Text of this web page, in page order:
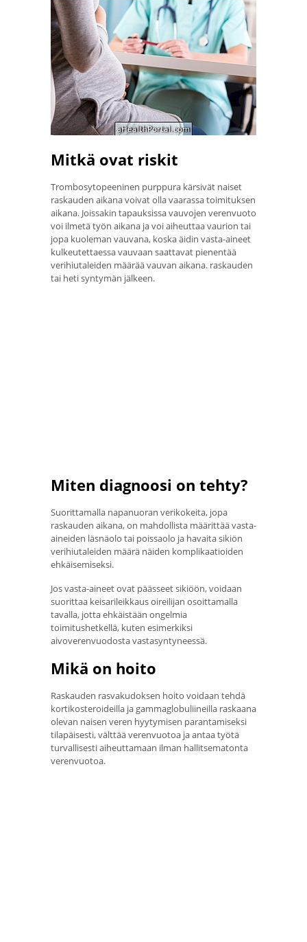
Mitkä ovat riskit
Trombosytopeeninen purppura kärsivät naiset
raskauden aikana voivat olla vaarassa toimituksen
aikana. Joissakin tapauksissa vauvojen verenvuoto
voi ilmetä työn aikana ja voi aiheuttaa vaurion tai
jopa kuoleman vauvana, koska äidin vasta-aineet
kulkeutettaessa vauvaan saattavat pienentää
verihiutaleiden määrää vauvan aikana. raskauden
tai heti syntymän jälkeen.
Miten diagnoosi on tehty?
Suorittamalla napanuoran verikokeita, jopa
raskauden aikana, on mahdollista määrittää vasta-
aineiden läsnäolo tai poissaolo ja havaita sikiön
verihiutaleiden määrä näiden komplikaatioiden
ehkäisemiseksi.
Jos vasta-aineet ovat päässeet sikiöön, voidaan
suorittaa keisarileikkaus oireilijan osoittamalla
tavalla, jotta ehkäistään ongelmia
toimitushetkellä, kuten esimerkiksi
aivoverenvuodosta vastasyntyneessä.
Mikä on hoito
Raskauden rasvakudoksen hoito voidaan tehdä
kortikosteroideilla ja gammaglobuliineilla raskaana
olevan naisen veren hyytymisen parantamiseksi
tilapäisesti, välttää verenvuotoa ja antaa työtä
turvallisesti aiheuttamaan ilman hallitsematonta
verenvuotoa.